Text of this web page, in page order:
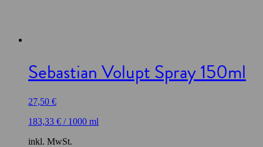
Sebastian Volupt Spray 150ml
27,50 €
183,33 € / 1000 ml
inkl. MwSt.